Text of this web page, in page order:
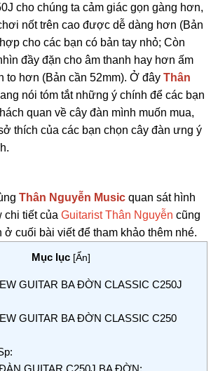
cho chúng ta cảm giác gọn gàng hơn,
nốt trên cao được dễ dàng hơn (Bản
cho các bạn có bản tay nhỏ; Còn
đầy đặn cho âm thanh hay hơn ấm
to hơn (Bản cần 52mm). Ở đây Thân
nói tóm tắt những ý chính để các bạn
quan về cây đàn mình muốn mua,
thích của các bạn chọn cây đàn ưng ý
Thân Nguyễn Music quan sát hình
chi tiết của Guitarist Thân Nguyễn cũng
ở cuối bài viết để tham khảo thêm nhé.
Mục lục [Ẩn]
GUITAR BA ĐỜN CLASSIC C250J
GUITAR BA ĐỜN CLASSIC C250
GUITAR C250J BA ĐỜN: